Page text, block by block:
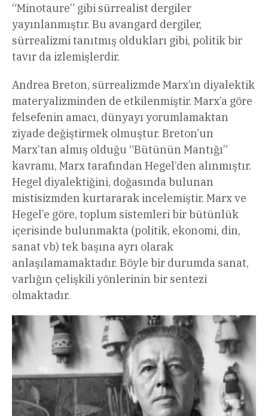
“Minotaure” gibi sürrealist dergiler
yayınlanmıştır. Bu avangard dergiler,
sürrealizmi tanıtmış oldukları gibi, politik bir
tavır da izlemişlerdir.
Andrea Breton, sürrealizmde Marx’ın diyalektik
materyalizminden de etkilenmiştir. Marx’a göre
felsefenin amacı, dünyayı yorumlamaktan
ziyade değiştirmek olmuştur. Breton’un
Marx’tan almış olduğu “Bütünün Mantığı”
kavramı, Marx tarafından Hegel’den alınmıştır.
Hegel diyalektiğini, doğasında bulunan
mistisizmden kurtararak incelemiştir. Marx ve
Hegel’e göre, toplum sistemleri bir bütünlük
içerisinde bulunmakta (politik, ekonomi, din,
sanat vb) tek başına ayrı olarak
anlaşılamamaktadır. Böyle bir durumda sanat,
varlığın çelişkili yönlerinin bir sentezi
olmaktadır.